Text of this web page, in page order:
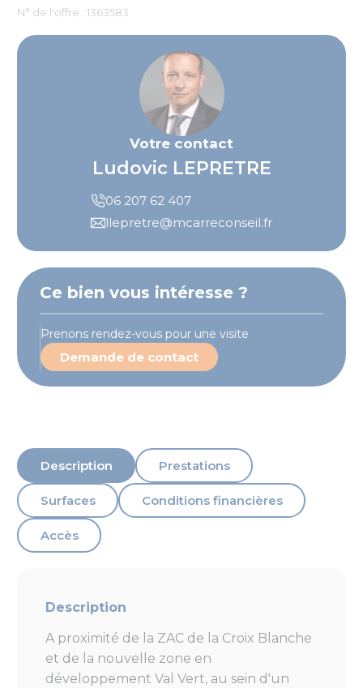
emplacements de parking
N° de l'offre : 1363583
Votre contact
Ludovic LEPRETRE
06 207 62 407
llepretre@mcarreconseil.fr
Ce bien vous intéresse ?
Prenons rendez-vous pour une visite
Demande de contact
Description Prestations
Surfaces Conditions financières
Accès
Description
A proximité de la ZAC de la Croix Blanche
et de la nouvelle zone en
développement Val Vert, au sein d'un